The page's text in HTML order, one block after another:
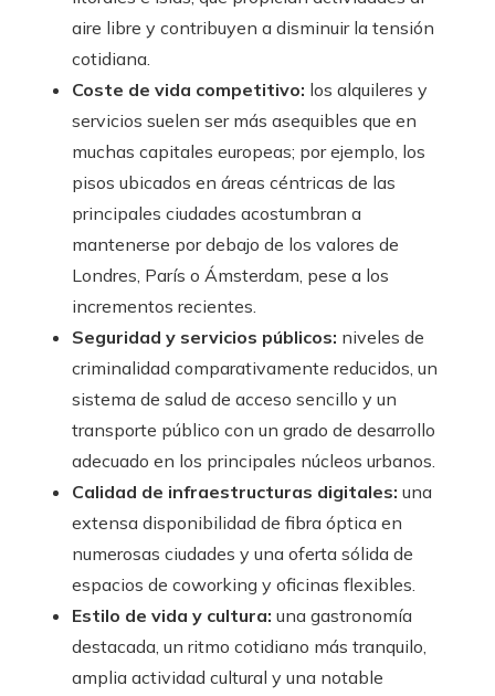
aire libre y contribuyen a disminuir la tensión
cotidiana.
Coste de vida competitivo: los alquileres y
servicios suelen ser más asequibles que en
muchas capitales europeas; por ejemplo, los
pisos ubicados en áreas céntricas de las
principales ciudades acostumbran a
mantenerse por debajo de los valores de
Londres, París o Ámsterdam, pese a los
incrementos recientes.
Seguridad y servicios públicos: niveles de
criminalidad comparativamente reducidos, un
sistema de salud de acceso sencillo y un
transporte público con un grado de desarrollo
adecuado en los principales núcleos urbanos.
Calidad de infraestructuras digitales: una
extensa disponibilidad de fibra óptica en
numerosas ciudades y una oferta sólida de
espacios de coworking y oficinas flexibles.
Estilo de vida y cultura: una gastronomía
destacada, un ritmo cotidiano más tranquilo,
amplia actividad cultural y una notable